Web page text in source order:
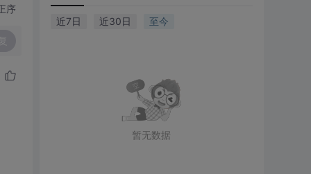
序
近7日 近30日 至今
暂无数据